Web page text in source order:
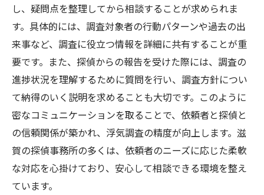
し、疑問点を整理してから相談することが求められま
す。具体的には、調査対象者の行動パターンや過去の出
来事など、調査に役立つ情報を詳細に共有することが重
要です。また、探偵からの報告を受けた際には、調査の
進捗状況を理解するために質問を行い、調査方針につい
て納得のいく説明を求めることも大切です。このように
密なコミュニケーションを取ることで、依頼者と探偵と
の信頼関係が築かれ、浮気調査の精度が向上します。滋
賀の探偵事務所の多くは、依頼者のニーズに応じた柔軟
な対応を心掛けており、安心して相談できる環境を整え
ています。